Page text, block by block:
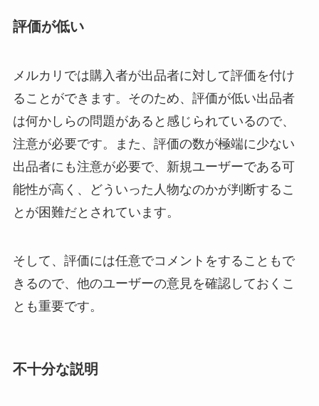
評価が低い
メルカリでは購入者が出品者に対して評価を付け
ることができます。そのため、評価が低い出品者
は何かしらの問題があると感じられているので、
注意が必要です。また、評価の数が極端に少ない
出品者にも注意が必要で、新規ユーザーである可
能性が高く、どういった人物なのかが判断するこ
とが困難だとされています。
そして、評価には任意でコメントをすることもで
きるので、他のユーザーの意見を確認しておくこ
とも重要です。
不十分な説明